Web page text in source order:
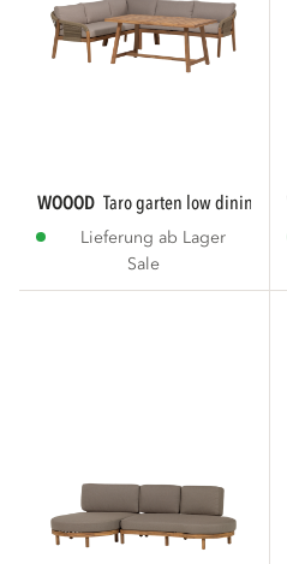
WOOOD taro garten low dining
Lieferung ab Lager
Sale